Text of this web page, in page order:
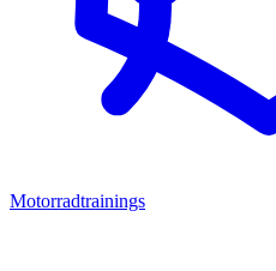
Motorradtrainings